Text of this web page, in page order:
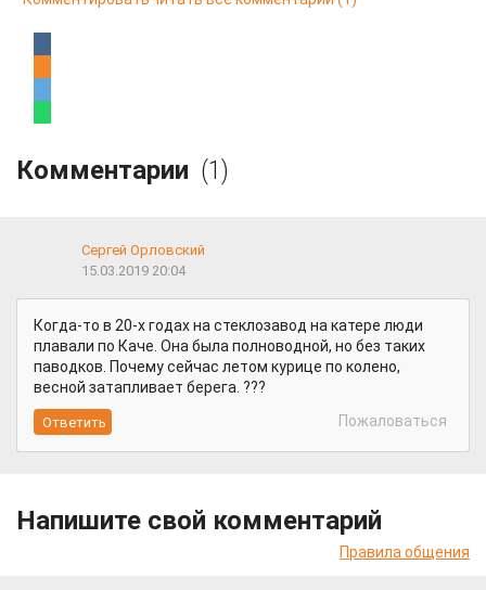
Комментарии (1)
Сергей Орловский
15.03.2019 20:04
Когда-то в 20-х годах на стеклозавод на катере люди
плавали по Каче. Она была полноводной, но без таких
паводков. Почему сейчас летом курице по колено,
весной затапливает берега. ???
Пожаловаться
Напишите свой комментарий
Правила общения